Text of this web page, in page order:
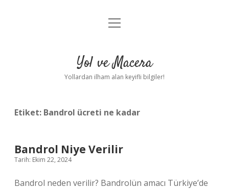
Anasayfa
Yasal Uyarı
menüyü
Yol ve Macera
Yollardan ilham alan keyifli bilgiler!
Etiket: Bandrol ücreti ne kadar
Bandrol Niye Verilir
Tarih: Ekim 22, 2024
Bandrol neden verilir? Bandrolün amacı Türkiye’de